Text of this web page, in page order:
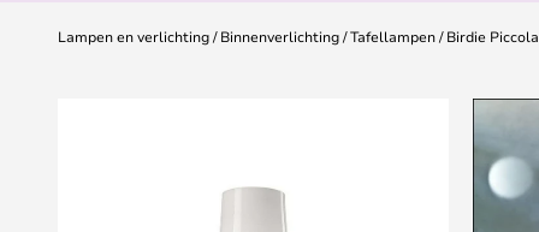
Lampen en verlichting Binnenverlichting Tafellampen Birdie